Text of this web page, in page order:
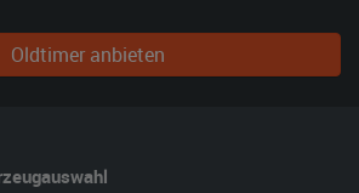
Oldtimer anbieten